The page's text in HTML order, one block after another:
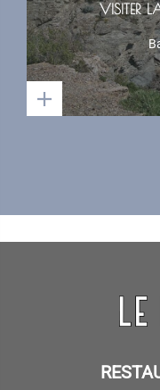
VISITER